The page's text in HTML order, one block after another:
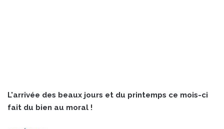
L'arrivée des beaux jours et du printemps ce mois-ci
fait du bien au moral !